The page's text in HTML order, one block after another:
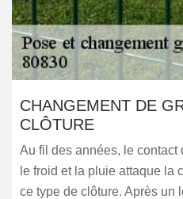
CHANGEMENT DE
CLÔTURE
Au fil des années, le contact
le froid et la pluie attaque la
ce type de clôture. Après un